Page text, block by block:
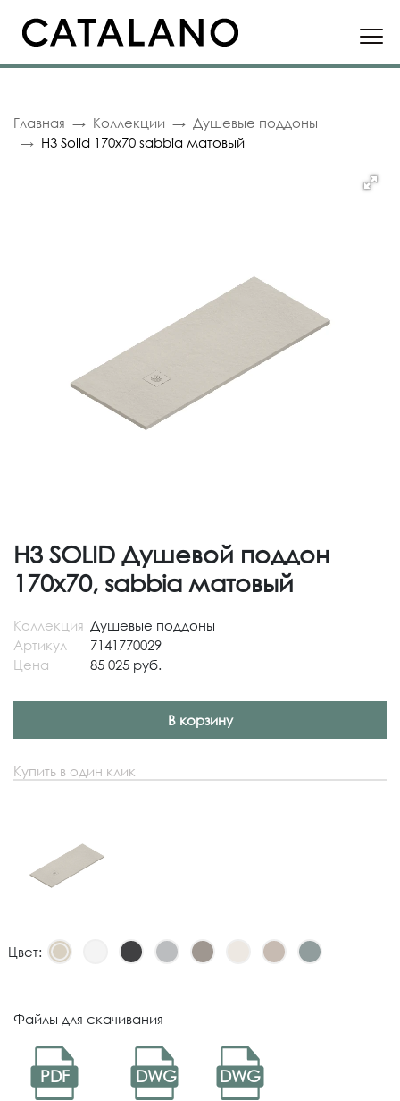
Главная Коллекции
Душевые поддоны
H3 Solid 170x70 sabbia матовый
H3 SOLID Душевой поддон
170x70, sabbia матовый
Коллекция Душевые поддоны
Артикул
7141770029
Цена
85 025 руб.
В корзину
Купить в один клик
Цвет:
Файлы для скачивания
PDF DWG DWG